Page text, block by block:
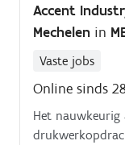
Accent
Mechelen in
Vaste jobs
Online sinds
Het nauwkeurig